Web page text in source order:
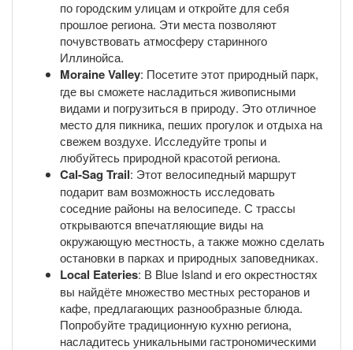
по городским улицам и откройте для себя
прошлое региона. Эти места позволяют
почувствовать атмосферу старинного
Иллинойса.
Moraine Valley: Посетите этот природный парк,
где вы сможете насладиться живописными
видами и погрузиться в природу. Это отличное
место для пикника, пеших прогулок и отдыха на
свежем воздухе. Исследуйте тропы и
любуйтесь природной красотой региона.
Cal-Sag Trail: Этот велосипедный маршрут
подарит вам возможность исследовать
соседние районы на велосипеде. С трассы
открываются впечатляющие виды на
окружающую местность, а также можно сделать
остановки в парках и природных заповедниках.
Local Eateries: В Blue Island и его окрестностях
вы найдёте множество местных ресторанов и
кафе, предлагающих разнообразные блюда.
Попробуйте традиционную кухню региона,
насладитесь уникальными гастрономическими